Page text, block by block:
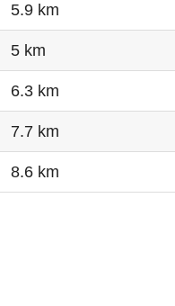
5.9 km
5 km
6.3 km
7.7 km
8.6 km